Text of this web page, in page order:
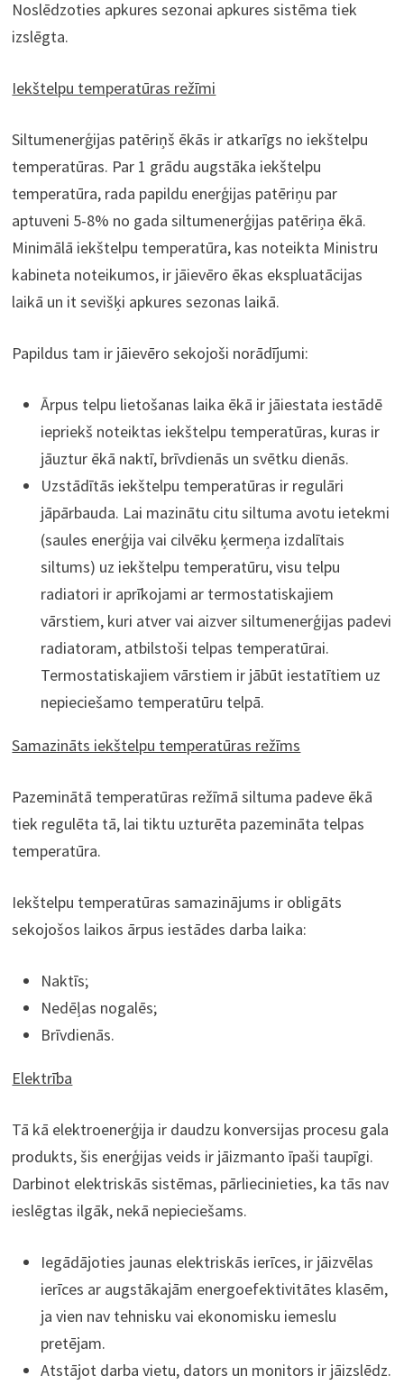
Noslēdzoties apkures sezonai apkures sistēma tiek
izslēgta.
Iekštelpu temperatūras režīmi
Siltumenerģijas patēriņš ēkās ir atkarīgs no iekštelpu
temperatūras. Par 1 grādu augstāka iekštelpu
temperatūra, rada papildu enerģijas patēriņu par
aptuveni 5-8% no gada siltumenerģijas patēriņa ēkā.
Minimālā iekštelpu temperatūra, kas noteikta Ministru
kabineta noteikumos, ir jāievēro ēkas ekspluatācijas
laikā un it sevišķi apkures sezonas laikā.
Papildus tam ir jāievēro sekojoši norādījumi:
Ārpus telpu lietošanas laika ēkā ir jāiestata iestādē
iepriekš noteiktas iekštelpu temperatūras, kuras ir
jāuztur ēkā naktī, brīvdienās un svētku dienās.
Uzstādītās iekštelpu temperatūras ir regulāri
jāpārbauda. Lai mazinātu citu siltuma avotu ietekmi
(saules enerģija vai cilvēku ķermeņa izdalītais
siltums) uz iekštelpu temperatūru, visu telpu
radiatori ir aprīkojami ar termostatiskajiem
vārstiem, kuri atver vai aizver siltumenerģijas padevi
radiatoram, atbilstoši telpas temperatūrai.
Termostatiskajiem vārstiem ir jābūt iestatītiem uz
nepieciešamo temperatūru telpā.
Samazināts iekštelpu temperatūras režīms
Pazeminātā temperatūras režīmā siltuma padeve ēkā
tiek regulēta tā, lai tiktu uzturēta pazemināta telpas
temperatūra.
Iekštelpu temperatūras samazinājums ir obligāts
sekojošos laikos ārpus iestādes darba laika:
Naktīs;
Nedēļas nogalēs;
Brīvdienās.
Elektrība
Tā kā elektroenerģija ir daudzu konversijas procesu gala
produkts, šis enerģijas veids ir jāizmanto īpaši taupīgi.
Darbinot elektriskās sistēmas, pārliecinieties, ka tās nav
ieslēgtas ilgāk, nekā nepieciešams.
Iegādājoties jaunas elektriskās ierīces, ir jāizvēlas
ierīces ar augstākajām energoefektivitātes klasēm,
ja vien nav tehnisku vai ekonomisku iemeslu
pretējam.
Atstājot darba vietu, dators un monitors ir jāizslēdz.